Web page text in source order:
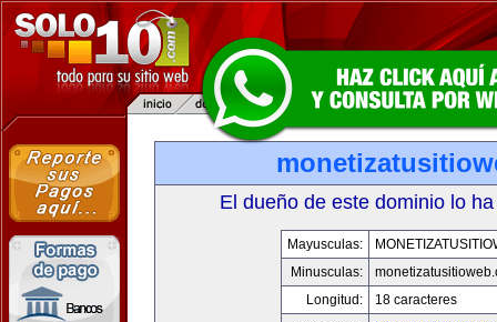
El dueño de este dominio lo
Mayusculas:
Minusculas:
Longitud:
18 caracteres